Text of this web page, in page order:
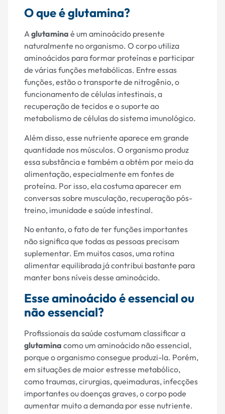
O que é glutamina?
Aglutamina é um aminoácido presente
naturalmente no organismo. O corpo utiliza
aminoácidos para formar proteínas e participar
de várias funções metabólicas. Entre essas
funções, estão o transporte de nitrogênio, o
funcionamento de células intestinais, a
recuperação de tecidos e o suporte ao
metabolismo de células do sistema imunológico.
Além disso, esse nutriente aparece em grande
quantidade nos músculos. O organismo produz
essa substância e também a obtém por meio da
alimentação, especialmente em fontes de
proteína. Por isso, ela costuma aparecer em
conversas sobre musculação, recuperação pós-
treino, imunidade e saúde intestinal.
No entanto, o fato de ter funções importantes
não significa que todas as pessoas precisam
suplementar. Em muitos casos, uma rotina
alimentar equilibrada já contribui bastante para
manter bons níveis desse aminoácido.
Esse aminoácido é essencial ou
não essencial?
Profissionais da saúde costumam classificar a
glutamina como um aminoácido não essencial,
porque o organismo consegue produzi-la. Porém,
em situações de maior estresse metabólico,
como traumas, cirurgias, queimaduras, infecções
importantes ou doenças graves, o corpo pode
aumentar muito a demanda por esse nutriente.